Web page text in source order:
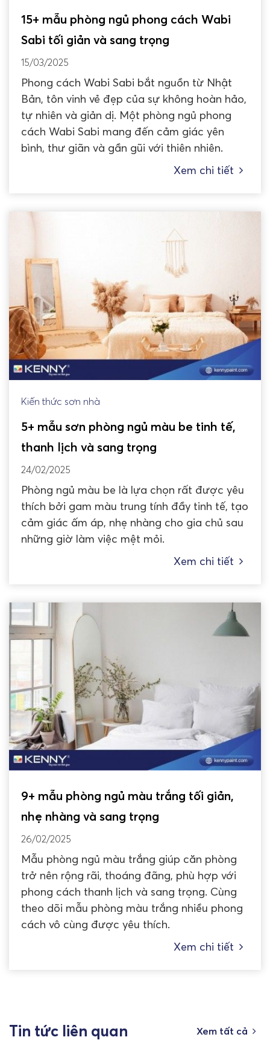
15+ mẫu phòng ngủ phong cách Wabi
Sabi tối giản và sang trọng
15/03/2025
Phong cách Wabi Sabi bắt nguồn từ Nhật
Bản, tôn vinh vẻ đẹp của sự không hoàn hảo,
tự nhiên và giản dị. Một phòng ngủ phong
cách Wabi Sabi mang đến cảm giác yên
bình, thư giãn và gần gũi với thiên nhiên.
Xem chi tiết
Kiến thức sơn nhà
5+ mẫu sơn phòng ngủ màu be tinh tế,
thanh lịch và sang trọng
24/02/2025
Phòng ngủ màu be là lựa chọn rất được yêu
thích bởi gam màu trung tính đầy tinh tế, tạo
cảm giác ấm áp, nhẹ nhàng cho gia chủ sau
những giờ làm việc mệt mỏi.
Xem chi tiết
9+ mẫu phòng ngủ màu trắng tối giản,
nhẹ nhàng và sang trọng
26/02/2025
Mẫu phòng ngủ màu trắng giúp căn phòng
trở nên rộng rãi, thoáng đãng, phù hợp với
phong cách thanh lịch và sang trọng. Cùng
theo dõi mẫu phòng màu trắng nhiều phong
cách vô cùng được yêu thích.
Xem chi tiết
Tin tức liên quan Xem tất cả